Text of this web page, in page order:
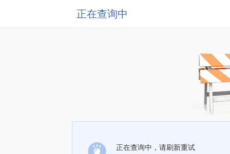
正在查询中
正在查询中，请刷新重试